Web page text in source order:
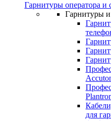
Гарнитуры оператора и
Гарнитуры и
для